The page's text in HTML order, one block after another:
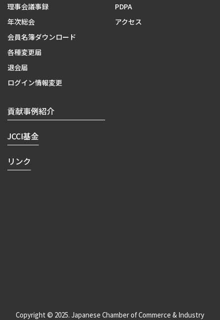
理事会議事録
年次総会
会員名簿ダウンロード
各種変更届
退会届
ログイン情報変更
PDPA
アクセス
貢献事例紹介
JCCI基金
リンク
Copyright © 2025. Japanese Chamber of Commerce & Industry